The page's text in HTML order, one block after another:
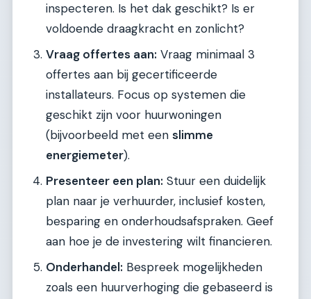
inspecteren. Is het dak geschikt? Is er
voldoende draagkracht en zonlicht?
Vraag offertes aan: Vraag minimaal 3
offertes aan bij gecertificeerde
installateurs. Focus op systemen die
geschikt zijn voor huurwoningen
(bijvoorbeeld met een slimme
energiemeter).
Presenteer een plan: Stuur een duidelijk
plan naar je verhuurder, inclusief kosten,
besparing en onderhoudsafspraken. Geef
aan hoe je de investering wilt financieren.
Onderhandel: Bespreek mogelijkheden
zoals een huurverhoging die gebaseerd is